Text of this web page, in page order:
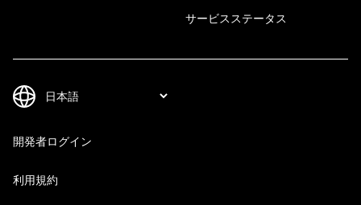
サービスステータス
開発者ログイン
利用規約